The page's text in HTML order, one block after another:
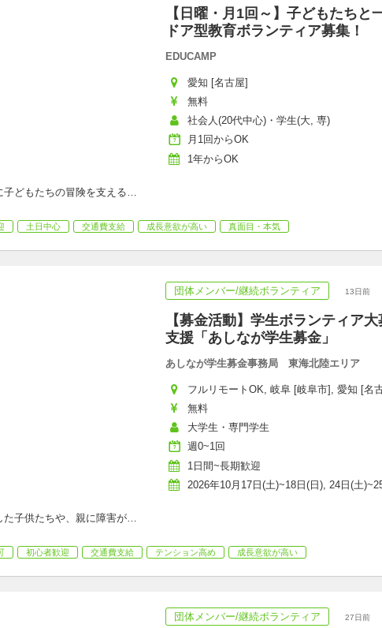
【日曜・月1回～】子どもたちと
ドア型教育ボランティア募集！
EDUCAMP
愛知 [名古屋]
無料
社会人(20代中心)・学生(大, 専)
月1回からOK
1年からOK
子どもたちの冒険を支える…
土日中心 交通費支給 成長意欲が高い 真面目・本気
団体メンバー/継続ボランティア 13日前
【募金活動】学生ボランティア
支援「あしなが学生募金」
あしなが学生募金事務局 東海北陸エリア
フルリモートOK, 岐阜 [岐阜市], 愛知 [名
無料
大学生・専門学生
週0~1回
1日間~長期歓迎
2026年10月17日(土)~18日(日), 24日(土
た子供たちや、親に障害が…
初心者歓迎 交通費支給 テンション高め 成長意欲が高い
団体メンバー/継続ボランティア 27日前